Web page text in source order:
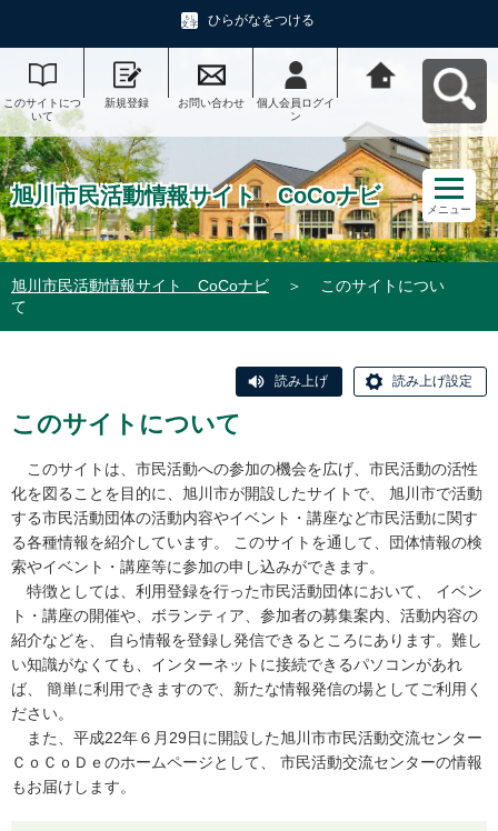
ひらがなをつける
このサイトにつ
いて
新規登録 お問い合わせ
個人会員ログイ
ン
ナビへ戻る
旭川市民活動情報サイト CoCoナビ
メニュー
旭川市民活動情報サイト CoCoナビ ＞
このサイトについ
て
読み上げ 読み上げ設定
このサイトについて
このサイトは、市民活動への参加の機会を広げ、市民活動の活性
化を図ることを目的に、旭川市が開設したサイトで、 旭川市で活動
する市民活動団体の活動内容やイベント・講座など市民活動に関す
る各種情報を紹介しています。 このサイトを通して、団体情報の検
索やイベント・講座等に参加の申し込みができます。
特徴としては、利用登録を行った市民活動団体において、 イベン
ト・講座の開催や、ボランティア、参加者の募集案内、活動内容の
紹介などを、 自ら情報を登録し発信できるところにあります。難し
い知識がなくても、インターネットに接続できるパソコンがあれ
ば、 簡単に利用できますので、新たな情報発信の場としてご利用く
ださい。
また、平成22年６月29日に開設した旭川市市民活動交流センター
ＣｏＣｏＤｅのホームページとして、 市民活動交流センターの情報
もお届けします。